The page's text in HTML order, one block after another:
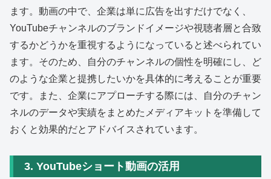
ます。動画の中で、企業は単に広告を出すだけでなく、
YouTubeチャンネルのブランドイメージや視聴者層と合致
するかどうかを重視するようになっていると述べられてい
ます。そのため、自分のチャンネルの個性を明確にし、ど
のような企業と提携したいかを具体的に考えることが重要
です。また、企業にアプローチする際には、自分のチャン
ネルのデータや実績をまとめたメディアキットを準備して
おくと効果的だとアドバイスされています。
3. YouTubeショート動画の活用